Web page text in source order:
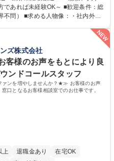
圏以外への日帰り・宿泊を伴う国内
つ、お互いに助け合いながら、総
社会インフラを支える/年休127日
であれば未経験OK～ ■歓迎条件：総
・社内外の
・人事総務領域に興味がありゼネラ
ズ株式会社
客様のお声をもとにより良
ンドコールスタッフ
ンを増やしませんか？★≫ お客様のお声
口となるお客様相談室でのお仕事です。
上 退職金あり
在宅OK